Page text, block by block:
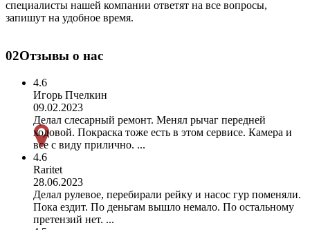
специалисты нашей компании ответят на все вопросы,
запишут на удобное время.
02Отзывы о нас
4.6
Игорь Пчелкин
09.02.2023
Делал слесарный ремонт. Менял рычаг передней
ходовой. Покраска тоже есть в этом сервисе. Камера и
все с виду прилично. ...
4.6
Raritet
28.06.2023
Делал рулевое, перебирали рейку и насос гур поменяли.
Пока ездит. По деньгам вышло немало. По остальному
претензий нет. ...